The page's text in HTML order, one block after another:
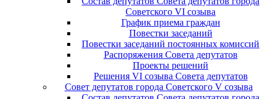
Советского VI созыва
График приема граждан
Повестки заседаний
Повестки заседаний постоянных комиссий
Распоряжения Совета депутатов
Проекты решений
Решения VI созыва Совета депутатов
Совет депутатов города Советского V созыва